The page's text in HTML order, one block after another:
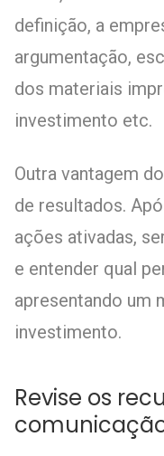
definição, a
argumentação,
dos materiais
investimento etc.
Outra vantagem
de resultados.
ações ativadas,
e entender qual
apresentando um
investimento.
Revise os